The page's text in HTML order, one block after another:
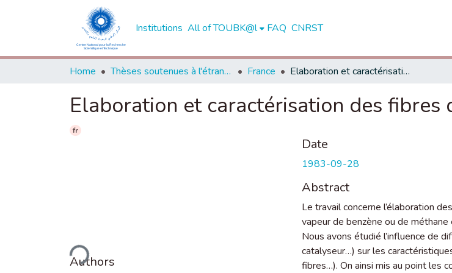
Institutions All of TOUBK@l FAQ CNRST
Home Thèses soutenues à l'étranger France Elaboration et caractérisation des fibres de carbone vapodéposées
Elaboration et caractérisation des fibres
fr
Loading...
Authors
Date
1983-09-28
Abstract
Le travail concerne l’élaboration
vapeur de benzène ou de
Nous avons étudié l’influence de
catalyseur…) sur les
fibres…). On ainsi mis au point les